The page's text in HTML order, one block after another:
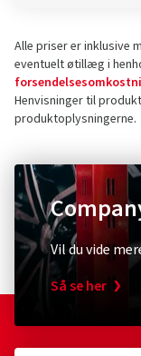
Alle priser er inklusive
eventuelt øtillæg i
Henvisninger til
produktoplysningerne.
Vil du vide
Så se her